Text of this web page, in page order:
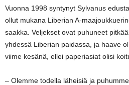
Vuonna 1998 syntynyt Sylvanus
ollut mukana Liberian A-
saakka. Veljekset ovat puhuneet
yhdessä Liberian paidassa, ja haave
viime kesänä, ellei paperiasiat olisi
– Olemme todella läheisiä ja